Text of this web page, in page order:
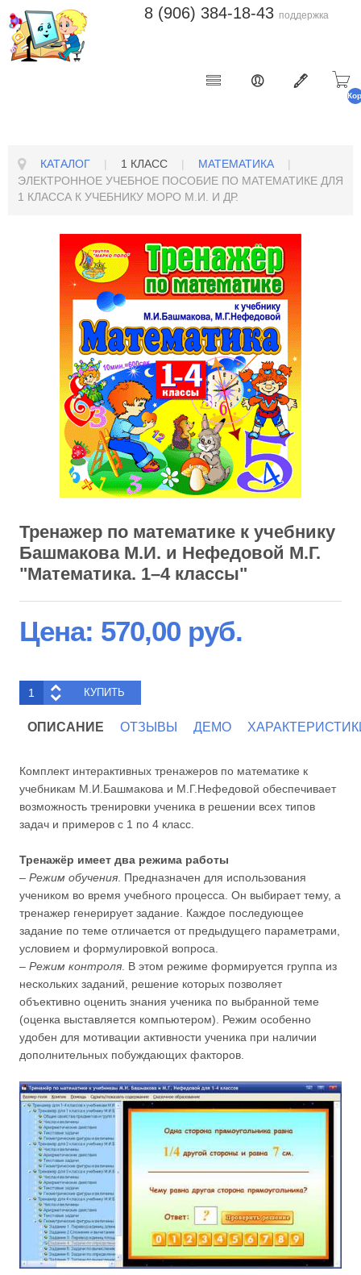
8 (906) 384-18-43 поддержка
КАТАЛОГ | 1 КЛАСС | МАТЕМАТИКА
|
ЭЛЕКТРОННОЕ УЧЕБНОЕ ПОСОБИЕ ПО МАТЕМАТИКЕ ДЛЯ
1 КЛАССА К УЧЕБНИКУ МОРО М.И. И ДР.
Тренажер по математике к учебнику
Башмакова М.И. и Нефедовой М.Г.
"Математика. 1–4 классы"
Цена: 570,00 руб.
ОПИСАНИЕ ОТЗЫВЫ ДЕМО
Комплект интерактивных тренажеров по математике к
учебникам М.И.Башмакова и М.Г.Нефедовой обеспечивает
возможность тренировки ученика в решении всех типов
задач и примеров с 1 по 4 класс.
Тренажёр имеет два режима работы
– Режим обучения . Предназначен для использования
учеником во время учебного процесса. Он выбирает тему, а
тренажер генерирует задание. Каждое последующее
задание по теме отличается от предыдущего параметрами,
условием и формулировкой вопроса.
– Режим контроля . В этом режиме формируется группа из
нескольких заданий, решение которых позволяет
объективно оценить знания ученика по выбранной теме
(оценка выставляется компьютером). Режим особенно
удобен для мотивации активности ученика при наличии
дополнительных побуждающих факторов.